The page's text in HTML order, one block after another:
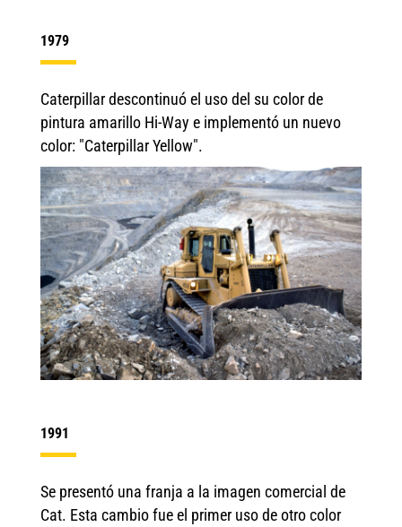
1979
Caterpillar descontinuó el uso del su color de
pintura amarillo Hi-Way e implementó un nuevo
color: "Caterpillar Yellow".
1991
Se presentó una franja a la imagen comercial de
Cat. Esta cambio fue el primer uso de otro color